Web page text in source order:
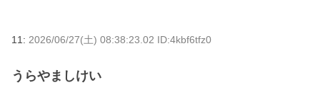
11: 2026/06/27(土) 08:38:23.02 ID:4kbf6tfz0
うらやましけい